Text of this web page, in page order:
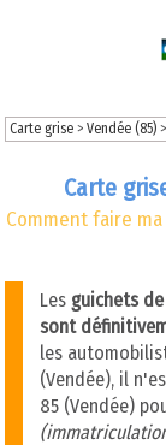
Carte grise >Vendée (85)>
Carte
Comment faire
Les guichets
sont
les
(Vendée), il
85 (Vendée)